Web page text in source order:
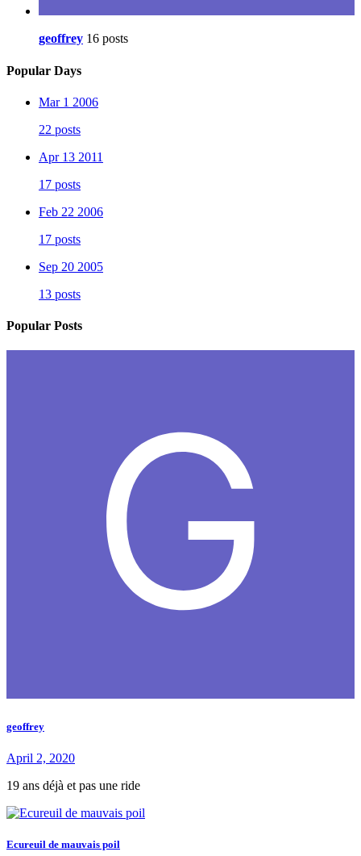
geoffrey 16 posts
Popular Days
Mar 1 2006
22 posts
Apr 13 2011
17 posts
Feb 22 2006
17 posts
Sep 20 2005
13 posts
Popular Posts
geoffrey
April 2, 2020
19 ans déjà et pas une ride
Ecureuil de mauvais poil